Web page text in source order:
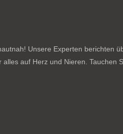
Unsere Experten berichten
auf Herz und Nieren.